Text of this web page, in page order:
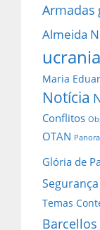
Armadas
Almeida
Maria
Notícia
Conflitos
OTAN
Glória de
Temas